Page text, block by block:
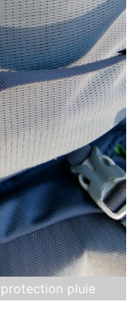
pluie